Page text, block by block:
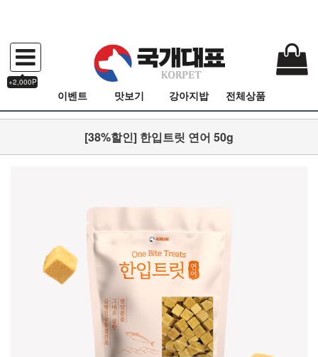
+2,000P
이벤트 맛보기 강아지밥 전체상품
[38%할인] 한입트릿 연어 50g